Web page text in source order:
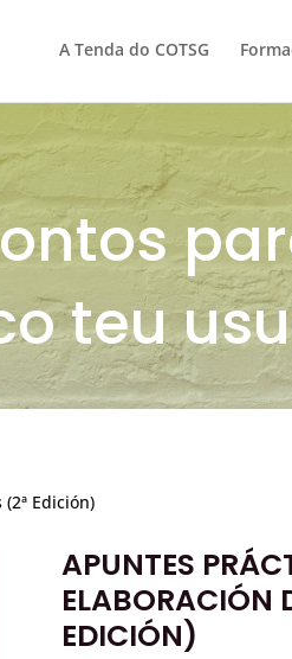
A Tenda do COTSG
teu
Edición)
APUNTES
ELABORACIÓN
EDICIÓN)